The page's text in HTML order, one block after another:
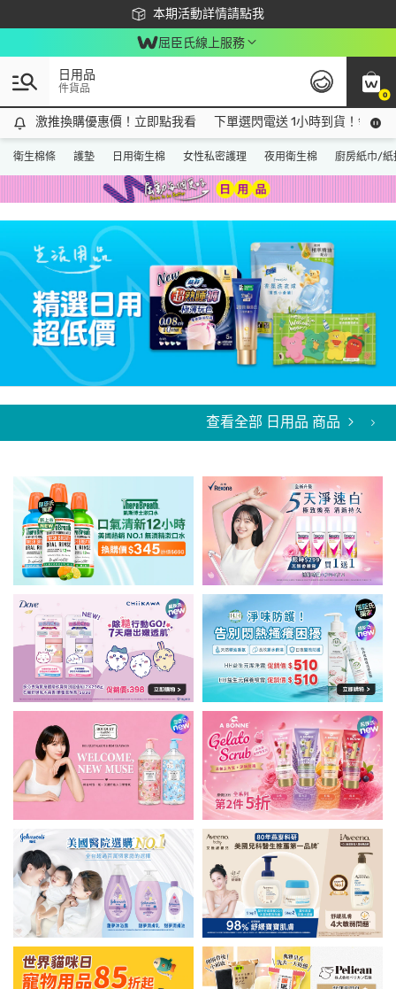
本期活動詳情請點我
下載app最高回饋$350
屈臣氏線上服務
0
日用品
件貨品
激推換購優惠價！立即點我看
激推換購優惠價！立即點我看 下單選閃電送 1小時到貨！領神
衛生棉條 護墊 日用衛生棉 女性私密護理 夜用衛生棉 廚房紙巾/紙
查看全部 日用品 商品